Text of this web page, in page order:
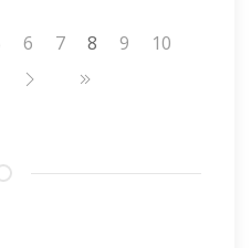
Страница
6 Страница
7 8 Страница
9 Страница
10